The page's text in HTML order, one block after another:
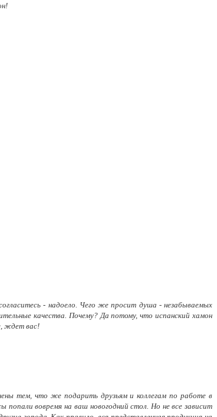
- надоело. Чего же просит душа - незабываемых
качества. Почему? Да потому, что испанский хамон
ждет вас!
тем, что же подарить друзьям и коллегам по работе в
попали вовремя на ваш новогодний стол. Но не все зависит